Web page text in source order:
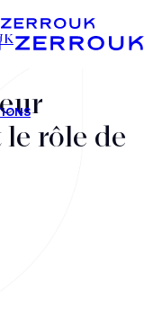
rôle de